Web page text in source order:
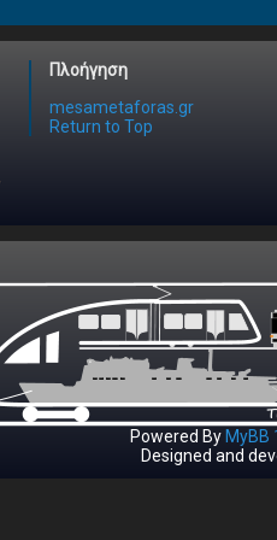
Πλοήγηση
mesametaforas.gr
Return to Top
Powered By MyBB
Designed and